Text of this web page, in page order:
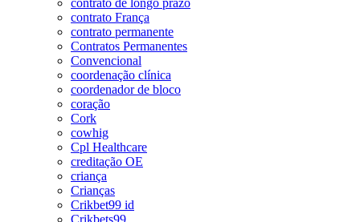
contrato França
contrato permanente
Contratos Permanentes
Convencional
coordenação clínica
coordenador de bloco
coração
Cork
cowhig
Cpl Healthcare
creditação OE
criança
Crianças
Crikbet99 id
Crikbets99